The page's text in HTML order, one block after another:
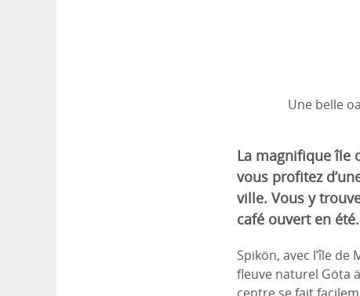
Une belle
La magnifique île
vous profitez
ville. Vous y
café ouvert en été.
Spikön, avec l’île
fleuve naturel Göta